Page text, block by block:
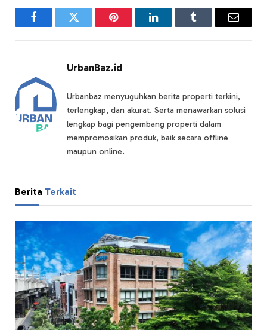
FacebookTwitter Pinterest LinkedInTumblr Email
UrbanBaz.id
Urbanbaz menyuguhkan berita properti terkini,
terlengkap, dan akurat. Serta menawarkan solusi
lengkap bagi pengembang properti dalam
mempromosikan produk, baik secara offline
maupun online.
Berita Terkait